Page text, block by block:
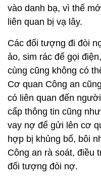
vào danh bạ, vì thế
liên quan bị vạ lây.
Các đối tượng đi đòi
ảo, sim rác để gọi
cùng cũng không có
Cơ quan Công an
có liên quan đến
cấp thông tin cũng
vay nợ để gửi lên cơ
hợp bị khủng bố, bôi
Công an rà soát, điều
đối tượng đòi nợ.